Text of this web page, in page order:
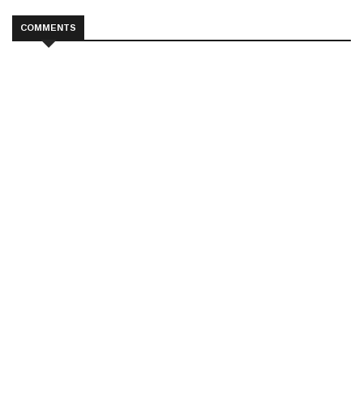
COMMENTS